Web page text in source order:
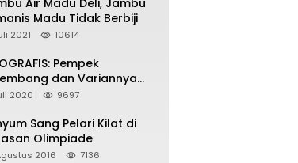
Air Madu Deli, Jambu
Madu Tidak Berbiji
2021 10614
Pempek
dan Variannya
Melegenda
2020 9697
Sang Pelari Kilat di
Olimpiade
2016 7136